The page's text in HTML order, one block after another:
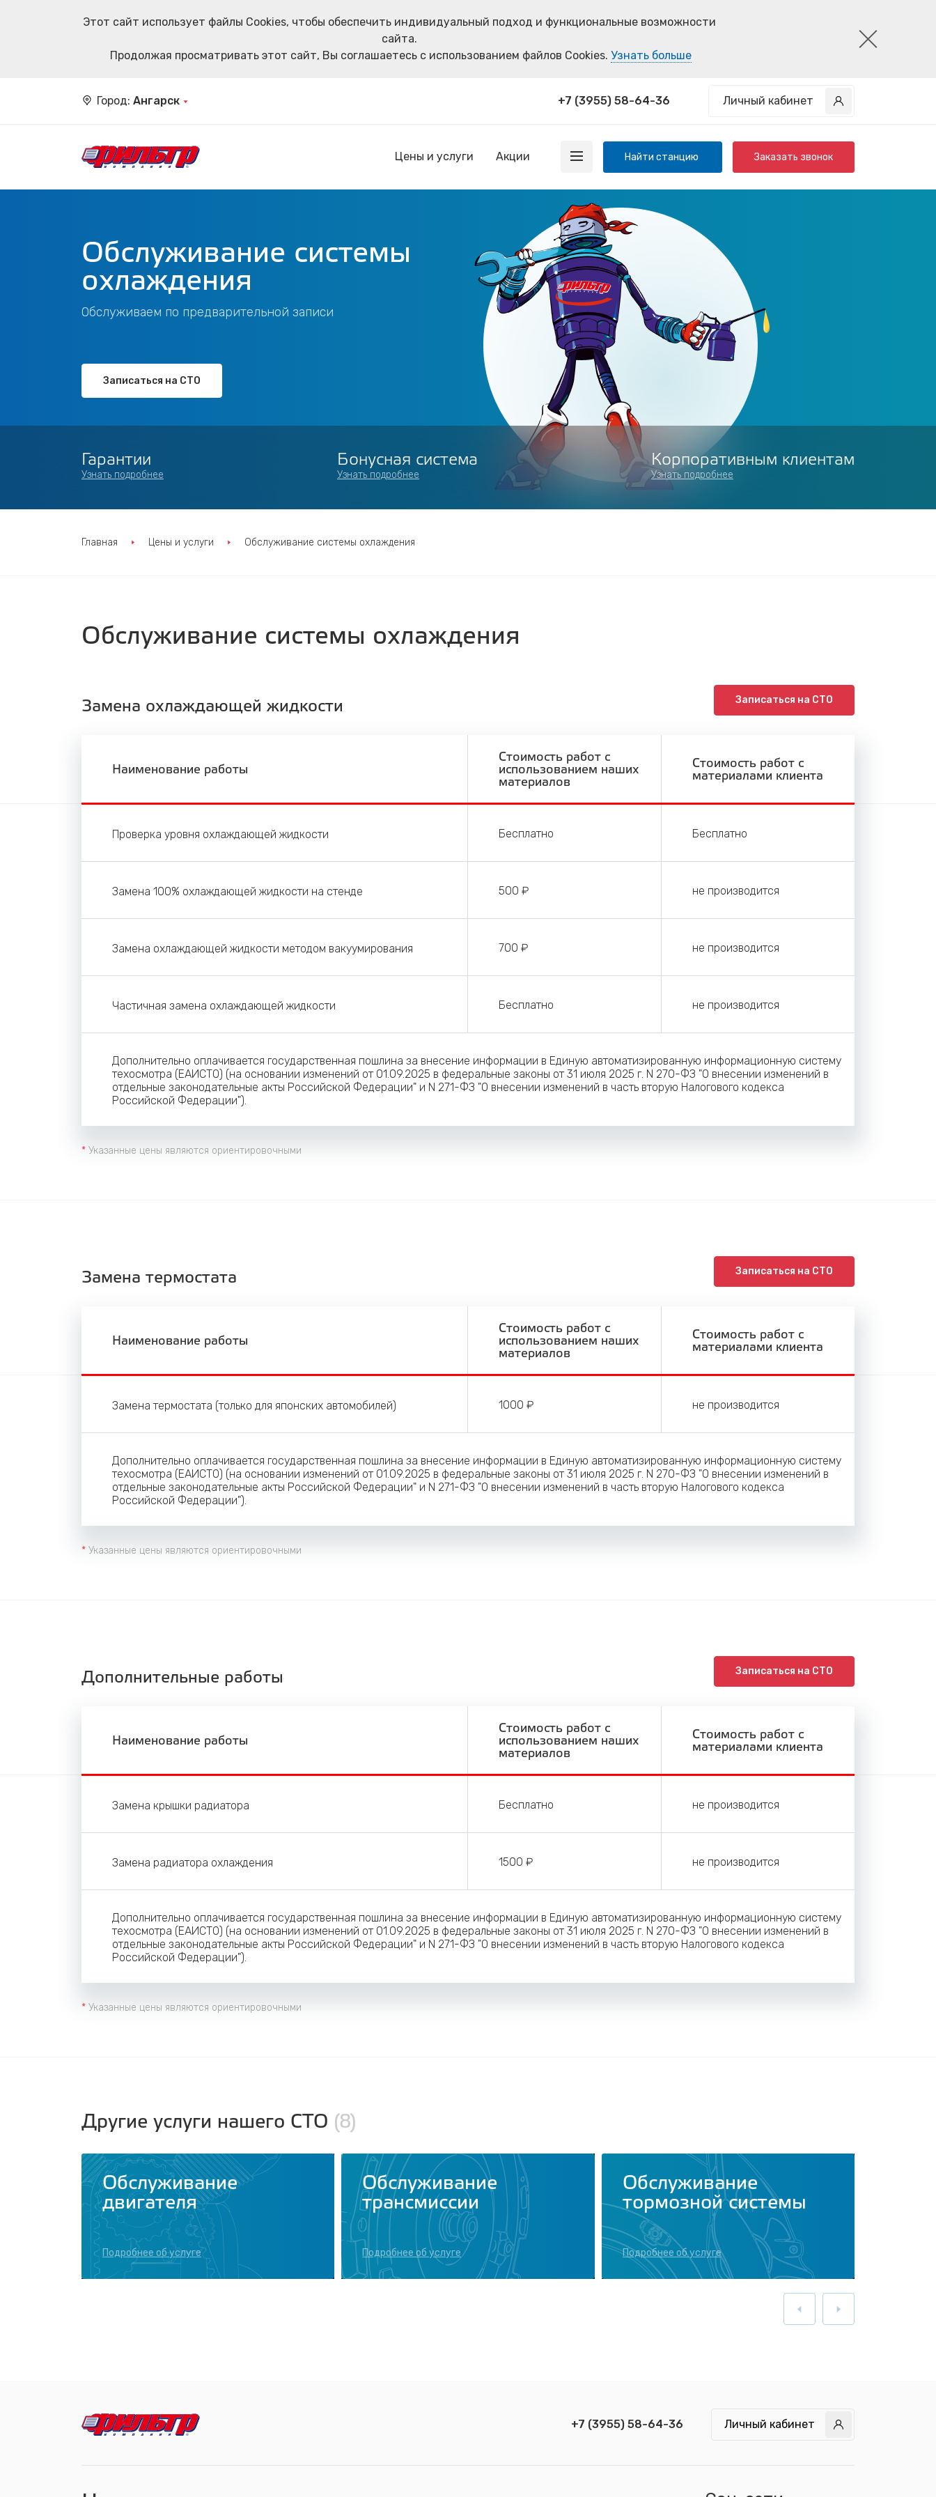
Этот сайт использует файлы Cookies, чтобы обеспечить индивидуальный подход и функциональные возможности
сайта.
Продолжая просматривать этот сайт, Вы соглашаетесь с использованием файлов Cookies. Узнать больше
Город: Ангарск +7 (3955) 58-64-36 Личный кабинет
Цены и услуги Акции Найти станцию Заказать звонок
Обслуживание системы
охлаждения
Обслуживаем по предварительной записи
Записаться на СТО
Гарантии
Узнать подробнее
Бонусная система
Узнать подробнее
Корпоративным клиентам
Узнать подробнее
Главная Цены и услуги Обслуживание системы охлаждения
Обслуживание системы охлаждения
Замена охлаждающей жидкости Записаться на СТО
Наименование работы
Стоимость работ с
использованием наших
материалов
Стоимость работ с
материалами клиента
Проверка уровня охлаждающей жидкости Бесплатно Бесплатно
Замена 100% охлаждающей жидкости на стенде 500 ₽ не производится
Замена охлаждающей жидкости методом вакуумирования 700 ₽ не производится
Частичная замена охлаждающей жидкости Бесплатно не производится
Дополнительно оплачивается государственная пошлина за внесение информации в Единую автоматизированную информационную систему
техосмотра (ЕАИСТО) (на основании изменений от 01.09.2025 в федеральные законы от 31 июля 2025 г. N 270-ФЗ "О внесении изменений в
отдельные законодательные акты Российской Федерации" и N 271-ФЗ "О внесении изменений в часть вторую Налогового кодекса
Российской Федерации").
* Указанные цены являются ориентировочными
Замена термостата Записаться на СТО
Наименование работы
Стоимость работ с
использованием наших
материалов
Стоимость работ с
материалами клиента
Замена термостата (только для японских автомобилей) 1000 ₽ не производится
Дополнительно оплачивается государственная пошлина за внесение информации в Единую автоматизированную информационную систему
техосмотра (ЕАИСТО) (на основании изменений от 01.09.2025 в федеральные законы от 31 июля 2025 г. N 270-ФЗ "О внесении изменений в
отдельные законодательные акты Российской Федерации" и N 271-ФЗ "О внесении изменений в часть вторую Налогового кодекса
Российской Федерации").
* Указанные цены являются ориентировочными
Дополнительные работы Записаться на СТО
Наименование работы
Стоимость работ с
использованием наших
материалов
Стоимость работ с
материалами клиента
Замена крышки радиатора Бесплатно не производится
Замена радиатора охлаждения 1500 ₽ не производится
Дополнительно оплачивается государственная пошлина за внесение информации в Единую автоматизированную информационную систему
техосмотра (ЕАИСТО) (на основании изменений от 01.09.2025 в федеральные законы от 31 июля 2025 г. N 270-ФЗ "О внесении изменений в
отдельные законодательные акты Российской Федерации" и N 271-ФЗ "О внесении изменений в часть вторую Налогового кодекса
Российской Федерации").
* Указанные цены являются ориентировочными
Другие услуги нашего СТО (8)
Обслуживание
двигателя
Подробнее об услуге
Обслуживание
трансмиссии
Подробнее об услуге
Обслуживание
тормозной системы
Подробнее об услуге
+7 (3955) 58-64-36 Личный кабинет